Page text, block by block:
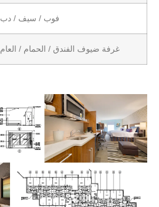
فوب / سيف / دب
غرفة ضيوف الفندق / الحمام / العام